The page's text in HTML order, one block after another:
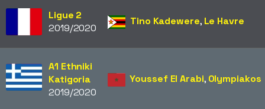
Ligue 2
2019/2020
Tino Kadewere, Le Havre
A1 Ethniki
Katigoria
2019/2020
Youssef El Arabi, Olympiakos